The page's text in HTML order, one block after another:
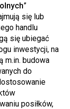
”
się lub
handlu
się ubiegać
inwestycji, na
m.in. budowa
do
posiłków,